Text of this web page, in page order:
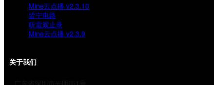
Mine云点播 v2.3.10
皆宁电路
听雷观止录
Mine云点播 v2.3.9
关于我们
广东省深圳市光明街1号